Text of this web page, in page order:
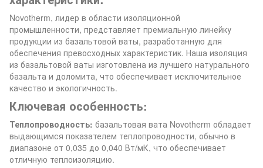
Novotherm, лидер в области изоляционной
промышленности, представляет премиальную линейку
продукции из базальтовой ваты, разработанную для
обеспечения превосходных характеристик. Наша изоляция
из базальтовой ваты изготовлена из лучшего натурального
базальта и доломита, что обеспечивает исключительное
качество и экологичность.
Ключевая особенность:
Теплопроводность: базальтовая вата Novotherm обладает
выдающимся показателем теплопроводности, обычно в
диапазоне от 0,035 до 0,040 Вт/мК, что обеспечивает
отличную теплоизоляцию.